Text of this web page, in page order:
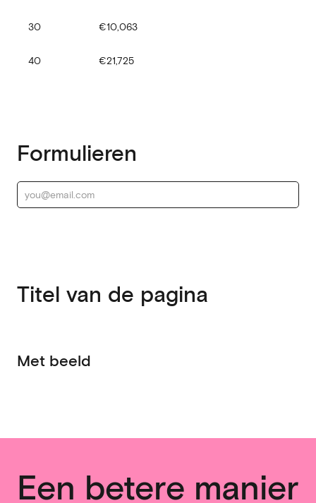
30 €10,063
40 €21,725
Formulieren
Titel van de pagina
Met beeld
Een betere manier